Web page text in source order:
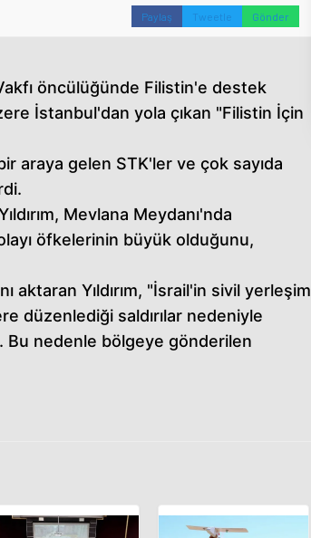
Paylaş Tweetle Gönder
öncülüğünde Filistin'e destek
İstanbul'dan yola çıkan "Filistin İçin
araya gelen STK'ler ve çok sayıda
Mevlana Meydanı'nda
öfkelerinin büyük olduğunu,
aktaran Yıldırım, "İsrail'in sivil yerleşim
düzenlediği saldırılar nedeniyle
Bu nedenle bölgeye gönderilen